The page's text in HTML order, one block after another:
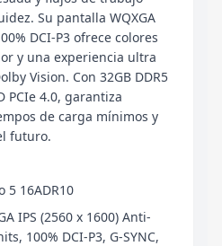
Su pantalla WQXGA
DCI-P3 ofrece colores
y una experiencia ultra
Vision. Con 32GB DDR5
PCIe 4.0, garantiza
de carga mínimos y
futuro.
5 16ADR10
IPS (2560 x 1600) Anti-
100% DCI-P3, G-SYNC,